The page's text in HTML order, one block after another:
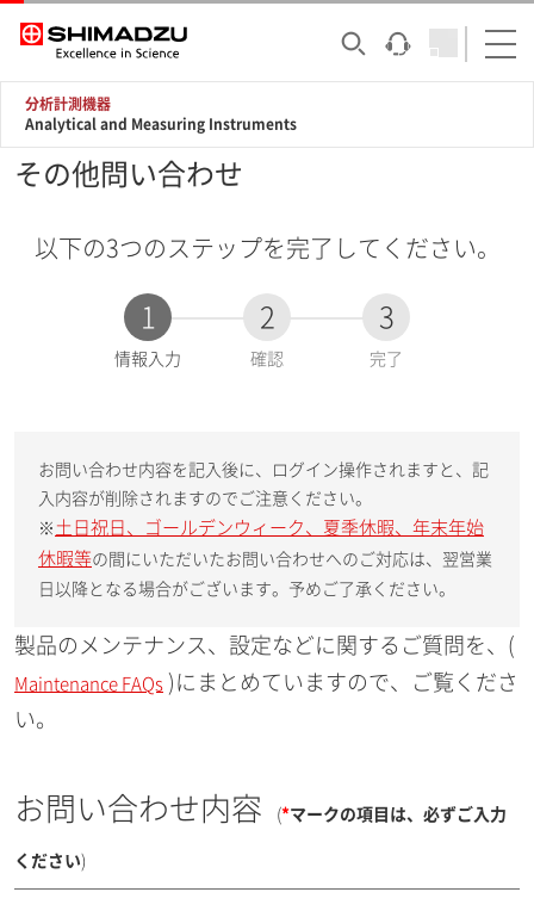
分析計測機器
Analytical and Measuring Instruments
その他問い合わせ
以下の3つのステップを完了してください。
1
現
情報入力
2
確認
3
完了
お問い合わせ内容を記入後に、ログイン操作されますと、記
入内容が削除されますのでご注意ください。
※ 土日祝日、ゴールデンウィーク、夏季休暇、年末年始
休暇等の間にいただいたお問い合わせへのご対応は、翌営業
日以降となる場合がございます。予めご了承ください。
製品のメンテナンス、設定などに関するご質問を、(
Maintenance FAQs )にまとめていますので、ご覧くださ
い。
お問い合わせ内容 (*マークの項目は、必ずご入力
ください)